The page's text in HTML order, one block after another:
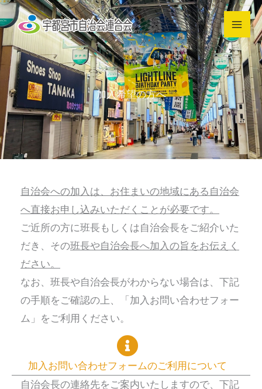
内
容
を
ス
キ
ッ
プ
加入希望の方へ
自治会への加入は、お住まいの地域にある自治会
へ直接お申し込みいただくことが必要です。
ご近所の方に班長もしくは自治会長をご紹介いた
だき、その班長や自治会長へ加入の旨をお伝えく
ださい。
なお、班長や自治会長がわからない場合は、下記
の手順をご確認の上、「加入お問い合わせフォー
ム」をご利用ください。
加入お問い合わせフォームのご利用について
自治会長の連絡先をご案内いたしますので、下記